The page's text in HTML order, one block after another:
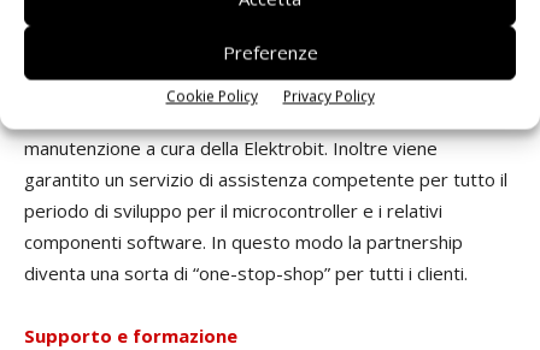
Preferenze
Cookie Policy Privacy Policy
riceve solo una soluzione composta da microcontroller e
software Autosar o Mcal; infatti l’offerta completa di Fujitsu
ed Elektrobit prevede il servizio di integrazione dei
manutenzione a cura della Elektrobit. Inoltre viene
garantito un servizio di assistenza competente per tutto il
periodo di sviluppo per il microcontroller e i relativi
componenti software. In questo modo la partnership
diventa una sorta di “one-stop-shop” per tutti i clienti.
Supporto e formazione